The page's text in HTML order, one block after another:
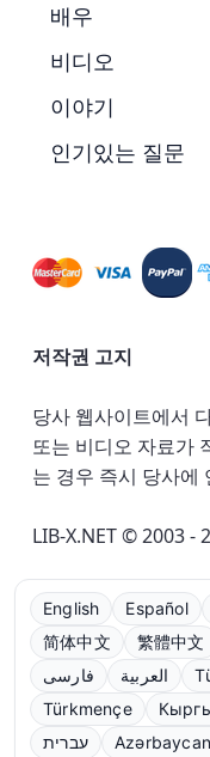
배우
비디오
이야기
인기있는 질문
저작권 고지
당사 웹사이트에서
또는 비디오 자료가
는 경우 즉시 당사에
LIB-X.NET © 2003 -
English Español
简体中文
繁體中文
فارسی
العربية
Türkmençe
עברית